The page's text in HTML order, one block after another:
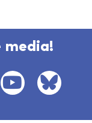
media!